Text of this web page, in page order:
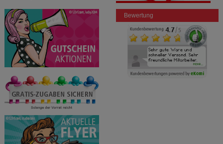
Bewertung